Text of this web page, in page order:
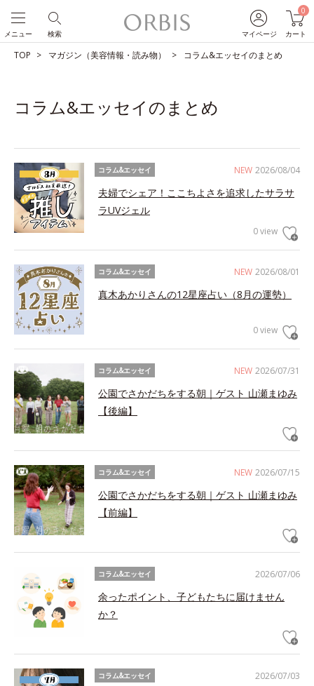
マイページ
0
カート
検索
メニュー
TOP マガジン（美容情報・読み物） コラム&エッセイのまとめ
コラム&エッセイのまとめ
NEW 2026/08/04
コラム&エッセイ
夫婦でシェア！ここちよさを追求したサラサ
ラUVジェル
0 view
NEW 2026/08/01
コラム&エッセイ
真木あかりさんの12星座占い（8月の運勢）
0 view
NEW 2026/07/31
コラム&エッセイ
公園でさかだちをする朝｜ゲスト 山瀬まゆみ
【後編】
NEW 2026/07/15
コラム&エッセイ
公園でさかだちをする朝｜ゲスト 山瀬まゆみ
【前編】
2026/07/06
コラム&エッセイ
余ったポイント、子どもたちに届けません
か？
2026/07/03
コラム&エッセイ